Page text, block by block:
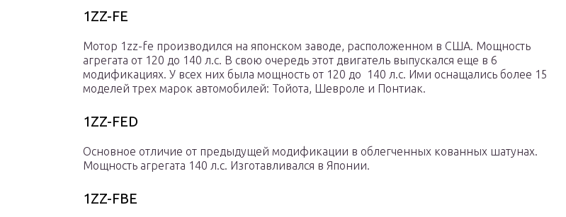
1ZZ-FE
Мотор 1zz-fe производился на японском заводе, расположенном в США. Мощность
агрегата от 120 до 140 л.с. В свою очередь этот двигатель выпускался еще в 6
модификациях. У всех них была мощность от 120 до 140 л.с. Ими оснащались более 15
моделей трех марок автомобилей: Тойота, Шевроле и Понтиак.
1ZZ-FED
Основное отличие от предыдущей модификации в облегченных кованных шатунах.
Мощность агрегата 140 л.с. Изготавливался в Японии.
1ZZ-FBE